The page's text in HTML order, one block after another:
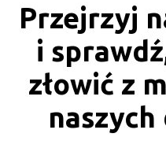
Przejrzyj
i
złowić z